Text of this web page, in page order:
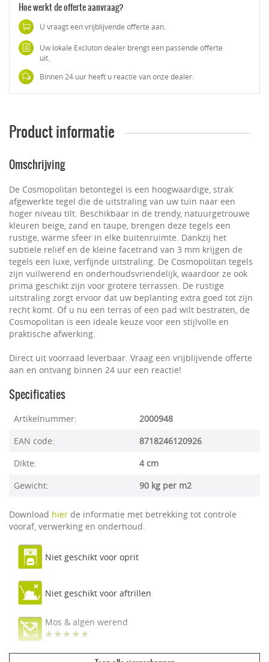
Hoe werkt de offerte aanvraag?
U vraagt een vrijblijvende offerte aan.
Uw lokale Excluton dealer brengt een passende offerte
uit.
Binnen 24 uur heeft u reactie van onze dealer.
Product informatie
Omschrijving
De Cosmopolitan betontegel is een hoogwaardige, strak
afgewerkte tegel die de uitstraling van uw tuin naar een
hoger niveau tilt. Beschikbaar in de trendy, natuurgetrouwe
kleuren beige, zand en taupe, brengen deze tegels een
rustige, warme sfeer in elke buitenruimte. Dankzij het
subtiele reliëf en de kleine facetrand van 3 mm krijgen de
tegels een luxe, verfijnde uitstraling. De Cosmopolitan tegels
zijn vuilwerend en onderhoudsvriendelijk, waardoor ze ook
prima geschikt zijn voor grotere terrassen. De rustige
uitstraling zorgt ervoor dat uw beplanting extra goed tot zijn
recht komt. Of u nu een terras of een pad wilt bestraten, de
Cosmopolitan is een ideale keuze voor een stijlvolle en
praktische afwerking.
Direct uit voorraad leverbaar. Vraag een vrijblijvende offerte
aan en ontvang binnen 24 uur een reactie!
Specificaties
Artikelnummer:
2000948
EAN code:
8718246120926
Dikte:
4 cm
Gewicht:
90 kg per m2
Download hier de informatie met betrekking tot controle
vooraf, verwerking en onderhoud.
Niet geschikt voor oprit
Niet geschikt voor aftrillen
Mos & algen werend